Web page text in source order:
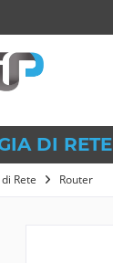
DI RETE
Rete Router